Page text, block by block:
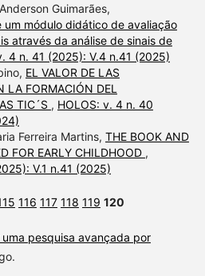
Guimarães,
um módulo didático de avaliação
através da análise de sinais de
4 n. 41 (2025): V.4 n.41 (2025)
EL VALOR DE LAS
LA FORMACIÓN DEL
TIC´S , HOLOS: v. 4 n. 40
Ferreira Martins, THE BOOK AND
FOR EARLY CHILDHOOD ,
V.1 n.41 (2025)
116 117 118 119 120
uma pesquisa avançada por